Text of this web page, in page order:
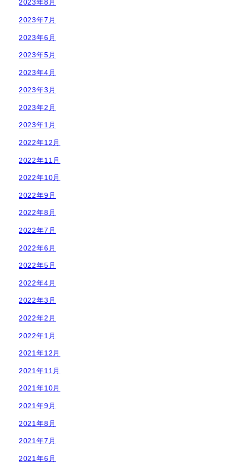
2023年8月
2023年7月
2023年6月
2023年5月
2023年4月
2023年3月
2023年2月
2023年1月
2022年12月
2022年11月
2022年10月
2022年9月
2022年8月
2022年7月
2022年6月
2022年5月
2022年4月
2022年3月
2022年2月
2022年1月
2021年12月
2021年11月
2021年10月
2021年9月
2021年8月
2021年7月
2021年6月